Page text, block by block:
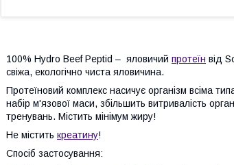
100% Hydro Beef Peptid – яловичий протеїн від
свіжа, екологічно чиста яловичина.
Протеїновий комплекс насичує організм всіма
набір м'язової маси, збільшить витривалість
тренувань. Містить мінімум жиру!
Не містить креатину!
Спосіб застосування: